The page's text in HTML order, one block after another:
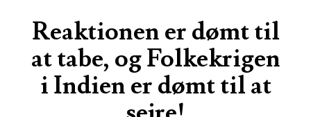
Reaktionen er dømt til
at tabe, og Folkekrigen
i Indien er dømt til at